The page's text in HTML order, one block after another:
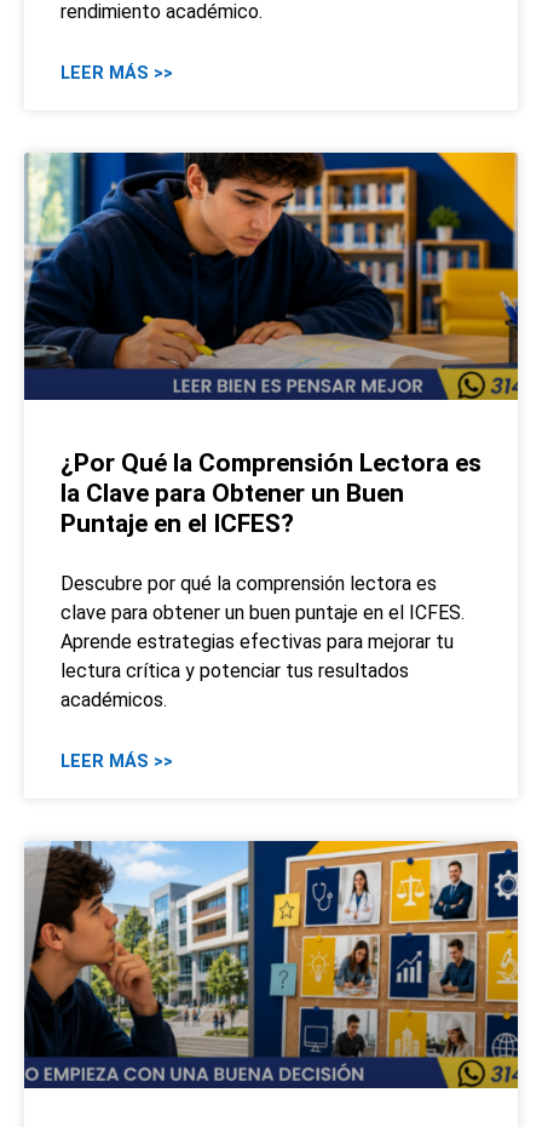
rendimiento académico.
LEER MÁS >>
¿Por Qué la Comprensión Lectora es
la Clave para Obtener un Buen
Puntaje en el ICFES?
Descubre por qué la comprensión lectora es
clave para obtener un buen puntaje en el ICFES.
Aprende estrategias efectivas para mejorar tu
lectura crítica y potenciar tus resultados
académicos.
LEER MÁS >>